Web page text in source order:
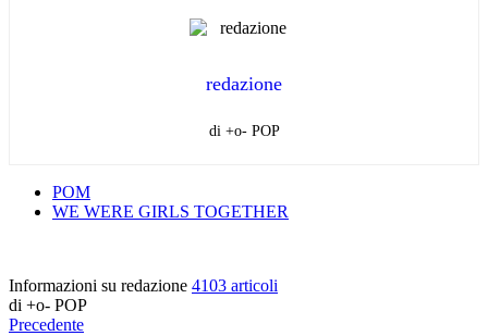
redazione
di +o- POP
POM
WE WERE GIRLS TOGETHER
Informazioni su redazione 4103 articoli
di +o- POP
Precedente